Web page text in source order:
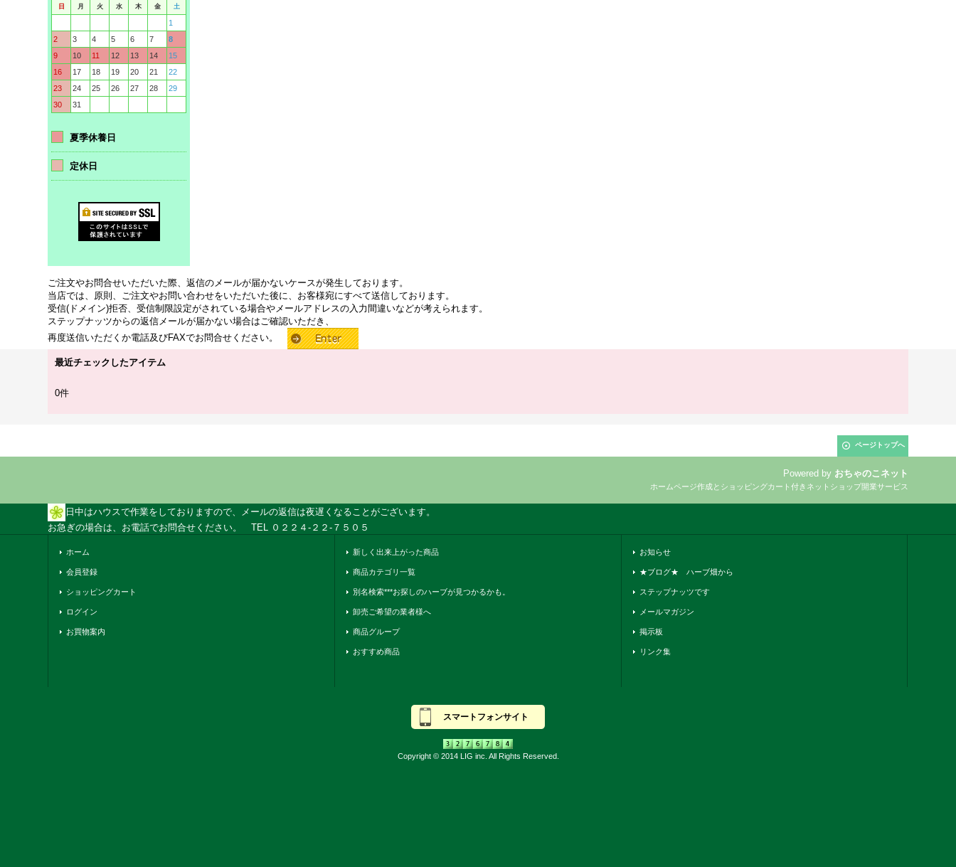
日 月 火 水 木 金 土
1
2
3 4 5 6 7
8
9
10 11 12 13 14
15
16
17 18 19 20 21
22
23
24 25 26 27 28
29
30
31
夏季休養日
定休日
ご注文やお問合せいただいた際、返信のメールが届かないケースが発生しております。
当店では、原則、ご注文やお問い合わせをいただいた後に、お客様宛にすべて送信しております。
受信(ドメイン)拒否、受信制限設定がされている場合やメールアドレスの入力間違いなどが考えられます。
ステップナッツからの返信メールが届かない場合はご確認いただき、
再度送信いただくか電話及びFAXでお問合せください。
最近チェックしたアイテム
0件
ページトップへ
Powered by おちゃのこネット
ホームページ作成とショッピングカート付きネットショップ開業サービス
日中はハウスで作業をしておりますので、メールの返信は夜遅くなることがございます。
お急ぎの場合は、お電話でお問合せください。 TEL ０２２４-２２-７５０５
ホーム
会員登録
ショッピングカート
ログイン
お買物案内
新しく出来上がった商品
商品カテゴリ一覧
別名検索***お探しのハーブが見つかるかも。
卸売ご希望の業者様へ
商品グループ
おすすめ商品
お知らせ
★ブログ★ ハーブ畑から
ステップナッツです
メールマガジン
掲示板
リンク集
スマートフォンサイト
Copyright © 2014 LIG inc. All Rights Reserved.